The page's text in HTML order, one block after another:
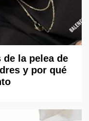
de la pelea de
y por qué